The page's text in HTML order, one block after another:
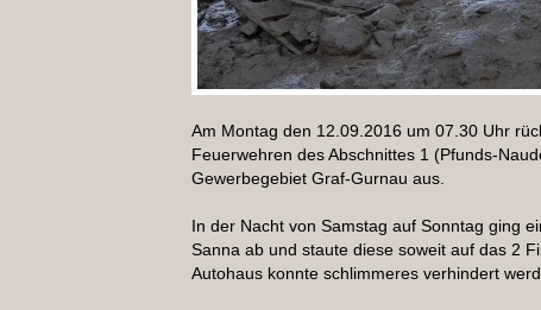
Am Montag den 12.09.2016 um 07.30 Uhr
Feuerwehren des Abschnittes 1 (Pfunds-
Gewerbegebiet Graf-Gurnau aus.
In der Nacht von Samstag auf Sonntag ging
Sanna ab und staute diese soweit auf das 2
Autohaus konnte schlimmeres verhindert